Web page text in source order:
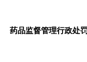
药品监督管理行政处